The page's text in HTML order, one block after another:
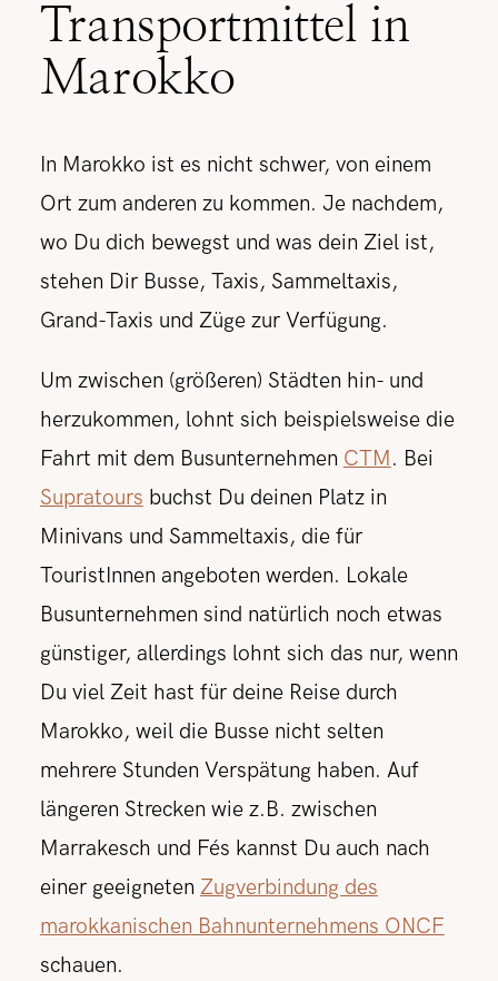
Transportmittel in
Marokko
In Marokko ist es nicht schwer, von einem
Ort zum anderen zu kommen. Je nachdem,
wo Du dich bewegst und was dein Ziel ist,
stehen Dir Busse, Taxis, Sammeltaxis,
Grand-Taxis und Züge zur Verfügung.
Um zwischen (größeren) Städten hin- und
herzukommen, lohnt sich beispielsweise die
Fahrt mit dem Busunternehmen CTM. Bei
Supratours buchst Du deinen Platz in
Minivans und Sammeltaxis, die für
TouristInnen angeboten werden. Lokale
Busunternehmen sind natürlich noch etwas
günstiger, allerdings lohnt sich das nur, wenn
Du viel Zeit hast für deine Reise durch
Marokko, weil die Busse nicht selten
mehrere Stunden Verspätung haben. Auf
längeren Strecken wie z.B. zwischen
Marrakesch und Fés kannst Du auch nach
einer geeigneten Zugverbindung des
marokkanischen Bahnunternehmens ONCF
schauen.